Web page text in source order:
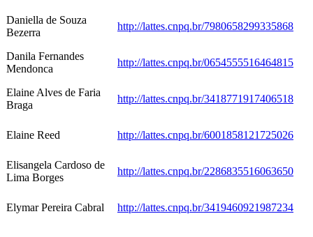
Daniella de Souza
Bezerra
http://lattes.cnpq.br/7980658299335868
Danila Fernandes
Mendonca
http://lattes.cnpq.br/0654555516464815
Elaine Alves de Faria
Braga
http://lattes.cnpq.br/3418771917406518
Elaine Reed http://lattes.cnpq.br/6001858121725026
Elisangela Cardoso de
Lima Borges
http://lattes.cnpq.br/2286835516063650
Elymar Pereira Cabral http://lattes.cnpq.br/3419460921987234